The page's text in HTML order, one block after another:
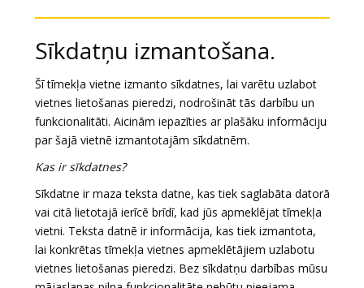
Sīkdatņu izmantošana.
Šī tīmekļa vietne izmanto sīkdatnes, lai varētu uzlabot
vietnes lietošanas pieredzi, nodrošināt tās darbību un
funkcionalitāti. Aicinām iepazīties ar plašāku informāciju
par šajā vietnē izmantotajām sīkdatnēm.
Kas ir sīkdatnes?
Sīkdatne ir maza teksta datne, kas tiek saglabāta datorā
vai citā lietotajā ierīcē brīdī, kad jūs apmeklējat tīmekļa
vietni. Teksta datnē ir informācija, kas tiek izmantota,
lai konkrētas tīmekļa vietnes apmeklētājiem uzlabotu
vietnes lietošanas pieredzi. Bez sīkdatņu darbības mūsu